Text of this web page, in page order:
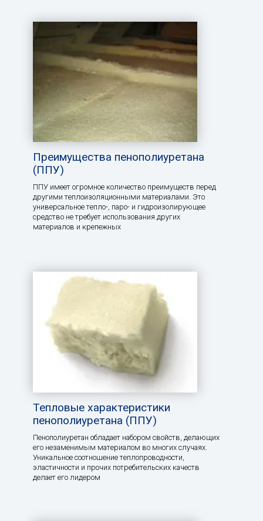
Преимущества пенополиуретана
(ППУ)
ППУ имеет огромное количество преимуществ перед
другими теплоизоляционными материалами. Это
универсальное тепло-, паро- и гидроизолирующее
средство не требует использования других
материалов и крепежных
Тепловые характеристики
пенополиуретана (ППУ)
Пенополиуретан обладает набором свойств, делающих
его незаменимым материалом во многих случаях.
Уникальное соотношение теплопроводности,
эластичности и прочих потребительских качеств
делает его лидером